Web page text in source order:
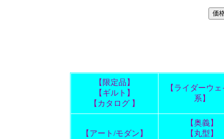
【限定品】
【ギルト】
【カタログ 】
【ライダーウ
系】
【アート/モダン】
【奥義】
【丸型】